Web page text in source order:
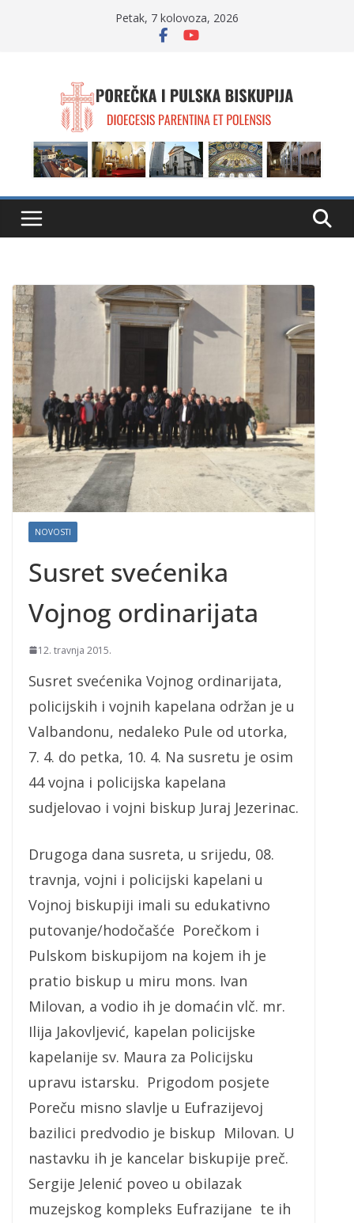
Petak, 7 kolovoza, 2026
NOVOSTI
Susret svećenika
Vojnog ordinarijata
12. travnja 2015.
Susret svećenika Vojnog ordinarijata,
policijskih i vojnih kapelana održan je u
Valbandonu, nedaleko Pule od utorka,
7. 4. do petka, 10. 4. Na susretu je osim
44 vojna i policijska kapelana
sudjelovao i vojni biskup Juraj Jezerinac.
Drugoga dana susreta, u srijedu, 08.
travnja, vojni i policijski kapelani u
Vojnoj biskupiji imali su edukativno
putovanje/hodočašće Porečkom i
Pulskom biskupijom na kojem ih je
pratio biskup u miru mons. Ivan
Milovan, a vodio ih je domaćin vlč. mr.
Ilija Jakovljević, kapelan policijske
kapelanije sv. Maura za Policijsku
upravu istarsku. Prigodom posjete
Poreču misno slavlje u Eufrazijevoj
bazilici predvodio je biskup Milovan. U
nastavku ih je kancelar biskupije preč.
Sergije Jelenić poveo u obilazak
muzejskog kompleks Eufrazijane te ih